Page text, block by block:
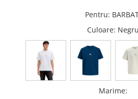
Pentru:
Culoare: Negru
Marime: